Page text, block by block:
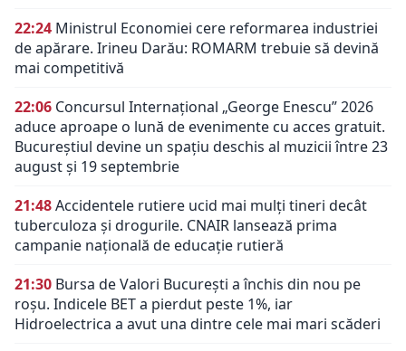
22:24 Ministrul Economiei cere reformarea industriei
de apărare. Irineu Darău: ROMARM trebuie să devină
mai competitivă
22:06 Concursul Internațional „George Enescu” 2026
aduce aproape o lună de evenimente cu acces gratuit.
Bucureștiul devine un spațiu deschis al muzicii între 23
august și 19 septembrie
21:48Accidentele rutiere ucid mai mulți tineri decât
tuberculoza și drogurile. CNAIR lansează prima
campanie națională de educație rutieră
21:30 Bursa de Valori București a închis din nou pe
roșu. Indicele BET a pierdut peste 1%, iar
Hidroelectrica a avut una dintre cele mai mari scăderi